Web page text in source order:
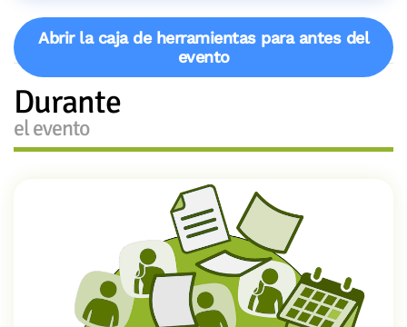
Abrir la caja de herramientas para antes del
evento
Durante
el evento